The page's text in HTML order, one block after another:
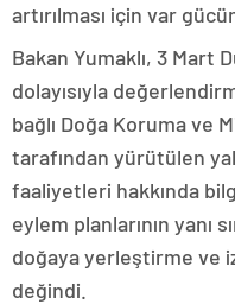
artırılması için var
Bakan Yumaklı, 3 Mart
dolayısıyla
bağlı Doğa Koruma ve
tarafından yürütülen
faaliyetleri hakkında
eylem planlarının yanı
doğaya yerleştirme ve
değindi.